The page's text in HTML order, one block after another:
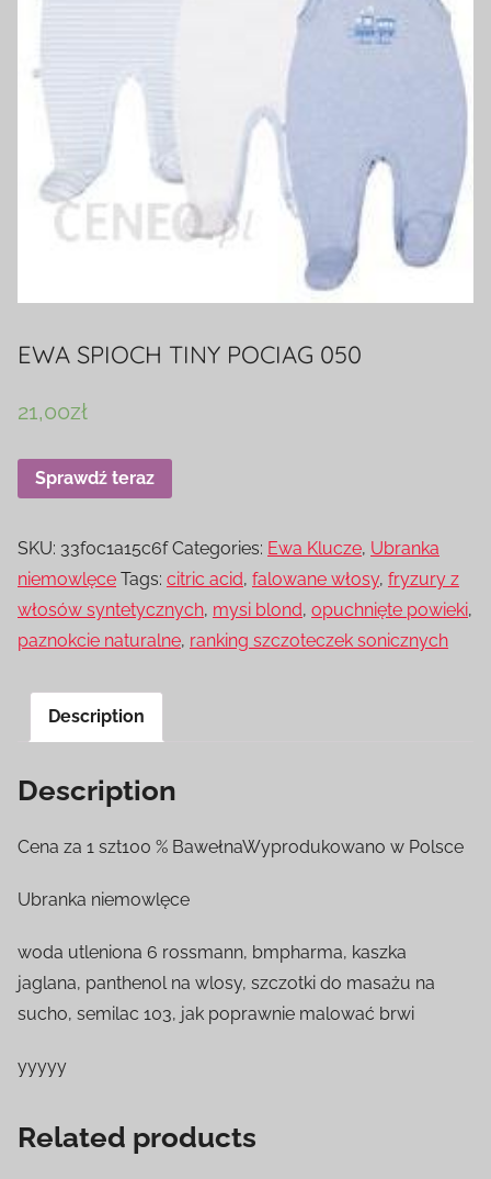
EWA SPIOCH TINY POCIAG 050
21,00zł
Sprawdź teraz
SKU: 33f0c1a15c6f Categories: Ewa Klucze, Ubranka
niemowlęce Tags: citric acid, falowane włosy, fryzury z
włosów syntetycznych, mysi blond, opuchnięte powieki,
paznokcie naturalne, ranking szczoteczek sonicznych
Description
Description
Cena za 1 szt100 % BawełnaWyprodukowano w Polsce
Ubranka niemowlęce
woda utleniona 6 rossmann, bmpharma, kaszka
jaglana, panthenol na wlosy, szczotki do masażu na
sucho, semilac 103, jak poprawnie malować brwi
yyyyy
Related products